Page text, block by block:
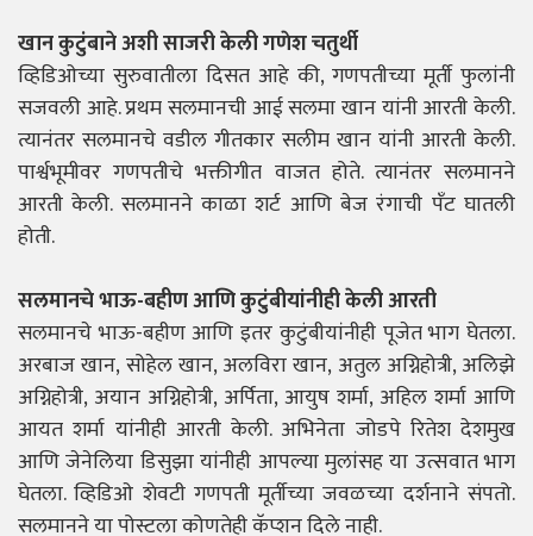
खान कुटुंबाने अशी साजरी केली गणेश चतुर्थी
व्हिडिओच्या सुरुवातीला दिसत आहे की, गणपतीच्या मूर्ती फुलांनी
सजवली आहे. प्रथम सलमानची आई सलमा खान यांनी आरती केली.
त्यानंतर सलमानचे वडील गीतकार सलीम खान यांनी आरती केली.
पार्श्वभूमीवर गणपतीचे भक्तीगीत वाजत होते. त्यानंतर सलमानने
आरती केली. सलमानने काळा शर्ट आणि बेज रंगाची पँट घातली
होती.
सलमानचे भाऊ-बहीण आणि कुटुंबीयांनीही केली आरती
सलमानचे भाऊ-बहीण आणि इतर कुटुंबीयांनीही पूजेत भाग घेतला.
अरबाज खान, सोहेल खान, अलविरा खान, अतुल अग्निहोत्री, अलिझे
अग्निहोत्री, अयान अग्निहोत्री, अर्पिता, आयुष शर्मा, अहिल शर्मा आणि
आयत शर्मा यांनीही आरती केली. अभिनेता जोडपे रितेश देशमुख
आणि जेनेलिया डिसुझा यांनीही आपल्या मुलांसह या उत्सवात भाग
घेतला. व्हिडिओ शेवटी गणपती मूर्तीच्या जवळच्या दर्शनाने संपतो.
सलमानने या पोस्टला कोणतेही कॅप्शन दिले नाही.